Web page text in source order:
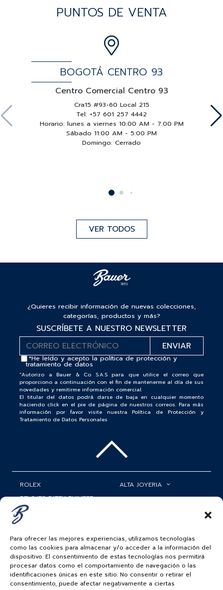
Para ofrecer las mejores experiencias, utilizamos tecnologías
como las cookies para almacenar y/o acceder a la información del
dispositivo. El consentimiento de estas tecnologías nos permitirá
procesar datos como el comportamiento de navegación o las
identificaciones únicas en este sitio. No consentir o retirar el
consentimiento, puede afectar negativamente a ciertas
PUNTOS DE VENTA
BOGOTÁ CENTRO 93
Centro Comercial Centro 93
Cra15 #93-60 Local 215
Tel: +57 601 257 4442
Horario: lunes a viernes 10:00 AM - 7:00 PM
Sábado 11:00 AM - 5:00 PM
Domingo: Cerrado
VER TODOS
¿Quieres recibir información de nuevas colecciones,
categorías, productos y más?
SUSCRÍBETE A NUESTRO NEWSLETTER
*He leído y acepto lapolítica de protección y
tratamiento de datos
“Autorizo a Bauer & Co S.A.S para que utilice el correo que
proporciono a continuación con el fin de mantenerme al día de sus
novedades y remitirme información comercial.
El titular del datos podrá darse de baja en cualquier momento
haciendo click en el pie de página de nuestros correos. Para más
información por favor visite nuestra Política de Protección y
Tratamiento de Datos Personales
ROLEX
RELOJES PATEK PHILIPPE
RELOJERÍA
ALTA JOYERIA
ACCESORIOS
BAUER NEWS
SERVICIOS
SIGUENOS EN